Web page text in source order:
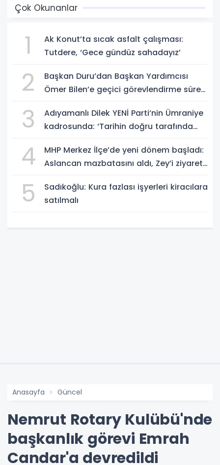
Çok Okunanlar
1
Ak Konut’ta sıcak asfalt çalışması:
Tutdere, ‘Gece gündüz sahadayız’
2
Başkan Duru’dan Başkan Yardımcısı
Ömer Bilen’e geçici görevlendirme süreci
3
Adıyamanlı Dilek YENİ Parti’nin Ümraniye
kadrosunda: ‘Tarihin doğru tarafında
4
MHP Merkez İlçe’de yeni dönem başladı:
Aslancan mazbatasını aldı, Zey’i ziyaret
5
Sadıkoğlu: Kura fazlası işyerleri kiracılara
satılmalı
Anasayfa Güncel
Nemrut Rotary Kulübü'nde
başkanlık görevi Emrah
Candar'a devredildi